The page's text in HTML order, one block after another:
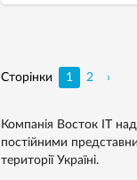
Сторінки 1 2 ›
Компанія Восток IT
постійними
території Україні.